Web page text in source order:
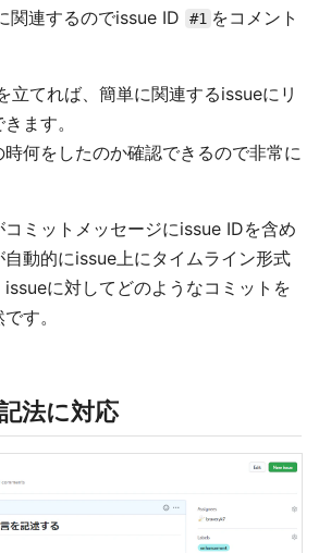
関連するのでissue ID
#1 をコメント
立てれば、簡単に関連するissueにリ
ます。
何をしたのか確認できるので非常に
コミットメッセージにissue IDを含め
動的にissue上にタイムライン形式
に対してどのようなコミットを
す。
法に対応